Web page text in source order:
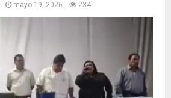
mayo 19, 2026 234